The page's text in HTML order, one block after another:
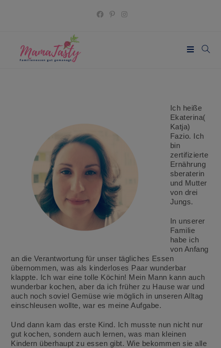
Ich heiße
Ekaterina(
Katja)
Fazio. Ich
bin
zertifizierte
Ernährung
sberaterin
und Mutter
von drei
Jungs.
In unserer
Familie
habe ich
von Anfang
an die Verantwortung für unser tägliches Essen
übernommen, was als kinderloses Paar wunderbar
klappte. Ich war eine tolle Köchin! Mein Mann kann auch
wunderbar kochen, aber da ich früher zu Hause war und
auch noch soviel Gemüse wie möglich in unseren Alltag
einschleusen wollte, war es meine Aufgabe.
Und dann kam das erste Kind. Ich musste nun nicht nur
gut kochen, sondern auch lernen, was man kleinen
Kindern überhaupt zu essen gibt. Wie bekommen sie alle